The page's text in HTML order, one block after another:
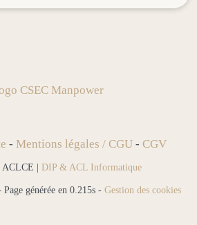
- Mentions légales / CGU - CGV
| DIP & ACL Informatique
générée en 0.215s - Gestion des cookies